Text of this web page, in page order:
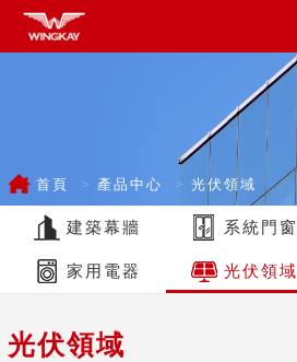
首頁 產品中心 光伏領域
建築幕牆 系統門窗
家用電器 光伏領域
光伏領域